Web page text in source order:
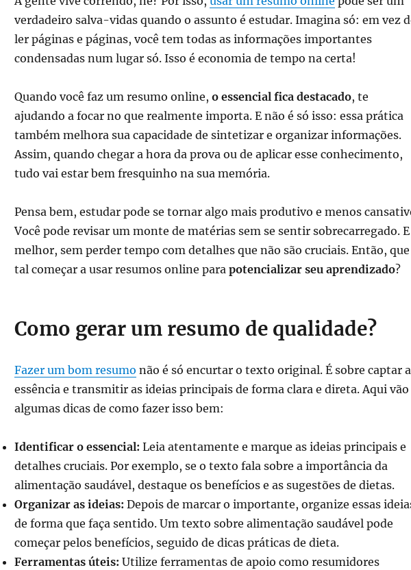
verdadeiro salva-vidas quando o assunto é estudar. Imagina só: em vez
ler páginas e páginas, você tem todas as informações importantes
condensadas num lugar só. Isso é economia de tempo na certa!
Quando você faz um resumo online, o essencial fica destacado, te
ajudando a focar no que realmente importa. E não é só isso: essa prática
também melhora sua capacidade de sintetizar e organizar informações.
Assim, quando chegar a hora da prova ou de aplicar esse conhecimento,
tudo vai estar bem fresquinho na sua memória.
Pensa bem, estudar pode se tornar algo mais produtivo e menos
Você pode revisar um monte de matérias sem se sentir sobrecarregado. E
melhor, sem perder tempo com detalhes que não são cruciais. Então, que
tal começar a usar resumos online para potencializar seu aprendizado?
Como gerar um resumo de qualidade?
Fazer um bom resumo não é só encurtar o texto original. É sobre captar a
essência e transmitir as ideias principais de forma clara e direta. Aqui vão
algumas dicas de como fazer isso bem:
Identificar o essencial: Leia atentamente e marque as ideias principais e
detalhes cruciais. Por exemplo, se o texto fala sobre a importância da
alimentação saudável, destaque os benefícios e as sugestões de dietas.
Organizar as ideias: Depois de marcar o importante, organize essas
de forma que faça sentido. Um texto sobre alimentação saudável pode
começar pelos benefícios, seguido de dicas práticas de dieta.
Ferramentas úteis: Utilize ferramentas de apoio como resumidores